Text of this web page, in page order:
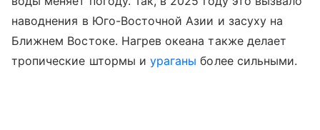
наводнения в Юго-Восточной Азии и засуху на
Ближнем Востоке. Нагрев океана также делает
тропические штормы иураганы более сильными.